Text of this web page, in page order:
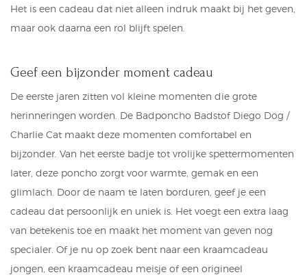
Het is een cadeau dat niet alleen indruk maakt bij het geven,
maar ook daarna een rol blijft spelen.
Geef een bijzonder moment cadeau
De eerste jaren zitten vol kleine momenten die grote
herinneringen worden. De Badponcho Badstof Diego Dog /
Charlie Cat maakt deze momenten comfortabel en
bijzonder. Van het eerste badje tot vrolijke spettermomenten
later, deze poncho zorgt voor warmte, gemak en een
glimlach. Door de naam te laten borduren, geef je een
cadeau dat persoonlijk en uniek is. Het voegt een extra laag
van betekenis toe en maakt het moment van geven nog
specialer. Of je nu op zoek bent naar een kraamcadeau
jongen, een kraamcadeau meisje of een origineel